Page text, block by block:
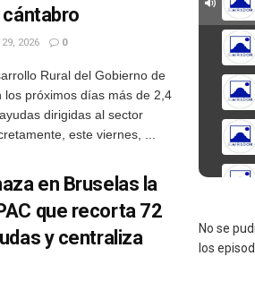
2026 0
Rural del Gobierno de
los próximos días más de 2,4
dirigidas al sector
este viernes, ...
en Bruselas la
que recorta 72
y centraliza
No se
los